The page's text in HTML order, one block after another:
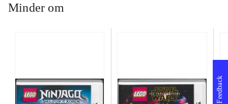
Minder om
Feedback